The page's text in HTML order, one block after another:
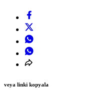
veya linki kopyala